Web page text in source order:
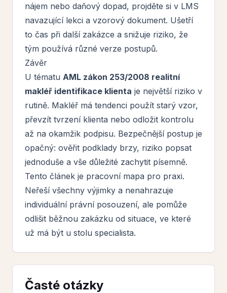
nájem nebo daňový dopad, projděte si v LMS
navazující lekci a vzorový dokument. Ušetří
to čas při další zakázce a snižuje riziko, že
tým používá různé verze postupů.
Závěr
U tématu AML zákon 253/2008 realitní
makléř identifikace klienta je největší riziko v
rutině. Makléř má tendenci použít starý vzor,
převzít tvrzení klienta nebo odložit kontrolu
až na okamžik podpisu. Bezpečnější postup je
opačný: ověřit podklady brzy, riziko popsat
jednoduše a vše důležité zachytit písemně.
Tento článek je pracovní mapa pro praxi.
Neřeší všechny výjimky a nenahrazuje
individuální právní posouzení, ale pomůže
odlišit běžnou zakázku od situace, ve které
už má být u stolu specialista.
Časté otázky